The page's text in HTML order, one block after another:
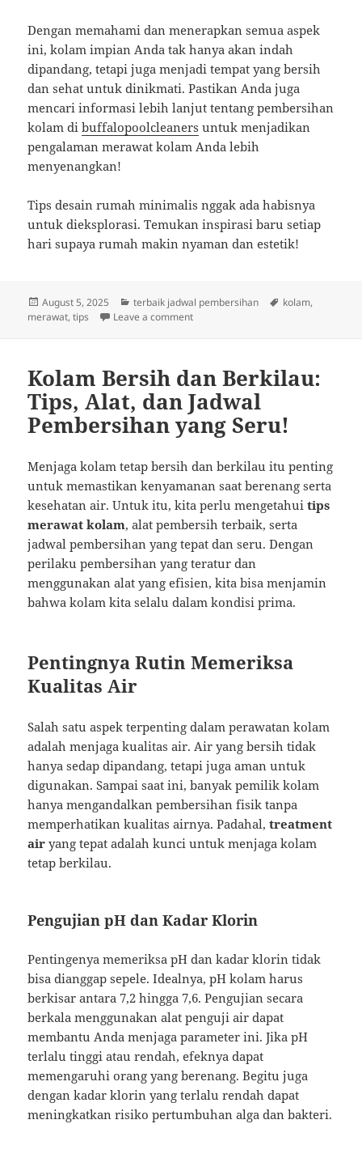
Dengan memahami dan menerapkan semua aspek
ini, kolam impian Anda tak hanya akan indah
dipandang, tetapi juga menjadi tempat yang bersih
dan sehat untuk dinikmati. Pastikan Anda juga
mencari informasi lebih lanjut tentang pembersihan
kolam dibuffalopoolcleaners untuk menjadikan
pengalaman merawat kolam Anda lebih
menyenangkan!
Tips desain rumah minimalis nggak ada habisnya
untuk dieksplorasi. Temukan inspirasi baru setiap
hari supaya rumah makin nyaman dan estetik!
Posted
on
August 5, 2025 Categories
terbaik jadwal pembersihan Tags
kolam,
merawat,tips Leave a commenton Kolam Bersih dan Ayu: Tips Jitu
Kolam Bersih dan Berkilau:
Tips, Alat, dan Jadwal
Pembersihan yang Seru!
Menjaga kolam tetap bersih dan berkilau itu penting
untuk memastikan kenyamanan saat berenang serta
kesehatan air. Untuk itu, kita perlu mengetahuitips
merawat kolam, alat pembersih terbaik, serta
jadwal pembersihan yang tepat dan seru. Dengan
perilaku pembersihan yang teratur dan
menggunakan alat yang efisien, kita bisa menjamin
bahwa kolam kita selalu dalam kondisi prima.
Pentingnya Rutin Memeriksa
Kualitas Air
Salah satu aspek terpenting dalam perawatan kolam
adalah menjaga kualitas air. Air yang bersih tidak
hanya sedap dipandang, tetapi juga aman untuk
digunakan. Sampai saat ini, banyak pemilik kolam
hanya mengandalkan pembersihan fisik tanpa
memperhatikan kualitas airnya. Padahal,treatment
air yang tepat adalah kunci untuk menjaga kolam
tetap berkilau.
Pengujian pH dan Kadar Klorin
Pentingenya memeriksa pH dan kadar klorin tidak
bisa dianggap sepele. Idealnya, pH kolam harus
berkisar antara 7,2 hingga 7,6. Pengujian secara
berkala menggunakan alat penguji air dapat
membantu Anda menjaga parameter ini. Jika pH
terlalu tinggi atau rendah, efeknya dapat
memengaruhi orang yang berenang. Begitu juga
dengan kadar klorin yang terlalu rendah dapat
meningkatkan risiko pertumbuhan alga dan bakteri.